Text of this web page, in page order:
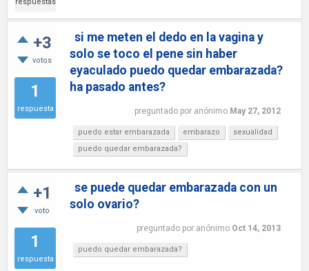
+3
votos
1
respuesta
si me meten el dedo en la vagina y
solo se toco el pene sin haber
eyaculado puedo quedar embarazada?
ha pasado antes?
preguntado por anónimo May 27, 2012
puedo estar embarazada embarazo
sexualidad
puedo quedar embarazada?
+1
voto
1
respuesta
se puede quedar embarazada con un
solo ovario?
preguntado por anónimo Oct 14, 2013
puedo quedar embarazada?